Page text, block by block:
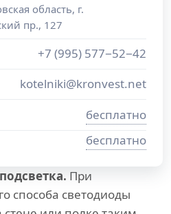
область, г.
пр., 127
+7 (995) 577−52−42
kotelniki@kronvest.net
бесплатно
бесплатно
При
способа светодиоды